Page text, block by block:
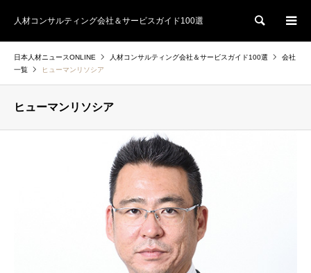
人材コンサルティング会社＆サービスガイド100選 検索
日本人材ニュースONLINE 人材コンサルティング会社＆サービスガイド100選
会社
一覧
ヒューマンリソシア
ヒューマンリソシア